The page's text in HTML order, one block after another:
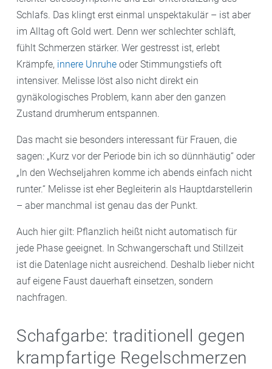
Schlafs. Das klingt erst einmal unspektakulär – ist aber
im Alltag oft Gold wert. Denn wer schlechter schläft,
fühlt Schmerzen stärker. Wer gestresst ist, erlebt
Krämpfe, innere Unruhe oder Stimmungstiefs oft
intensiver. Melisse löst also nicht direkt ein
gynäkologisches Problem, kann aber den ganzen
Zustand drumherum entspannen.
Das macht sie besonders interessant für Frauen, die
sagen: „Kurz vor der Periode bin ich so dünnhäutig“ oder
„In den Wechseljahren komme ich abends einfach nicht
runter.“ Melisse ist eher Begleiterin als Hauptdarstellerin
– aber manchmal ist genau das der Punkt.
Auch hier gilt: Pflanzlich heißt nicht automatisch für
jede Phase geeignet. In Schwangerschaft und Stillzeit
ist die Datenlage nicht ausreichend. Deshalb lieber nicht
auf eigene Faust dauerhaft einsetzen, sondern
nachfragen.
Schafgarbe: traditionell gegen
krampfartige Regelschmerzen